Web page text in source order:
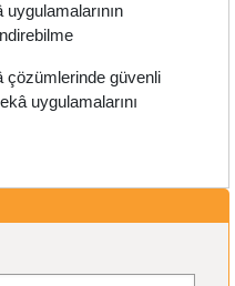
çözümlerinde güvenli
uygulamalarını